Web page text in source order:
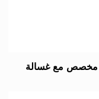
مخصص مع غسالة